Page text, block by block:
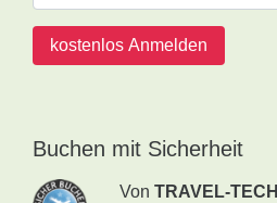
kostenlos Anmelden
Buchen mit Sicherheit
Von TRAVEL-TECH